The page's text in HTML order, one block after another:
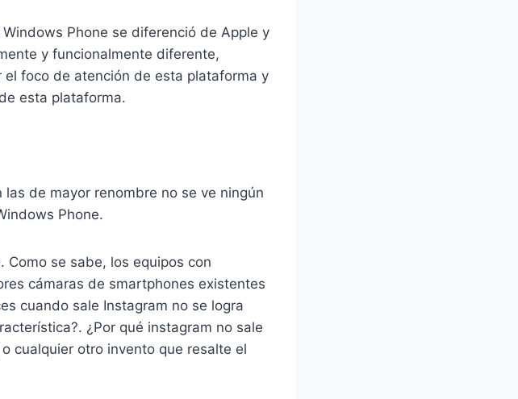
Phone se diferenció de Apple y
y funcionalmente diferente,
foco de atención de esta plataforma y
esta plataforma.
de mayor renombre no se ve ningún
Phone.
se sabe, los equipos con
cámaras de smartphones existentes
cuando sale Instagram no se logra
¿Por qué instagram no sale
cualquier otro invento que resalte el